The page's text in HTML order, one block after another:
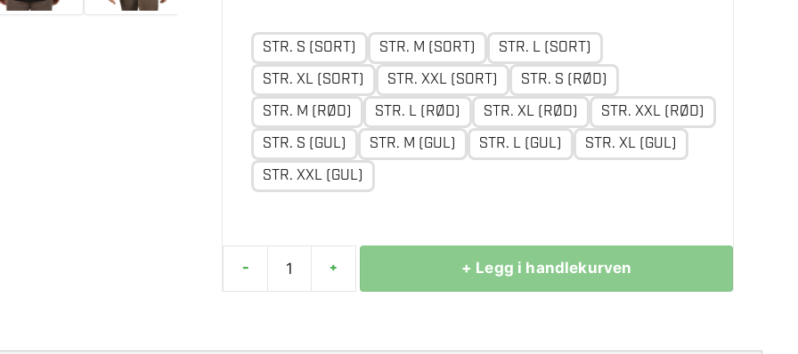
STR. S (SORT) STR. M (SORT)
STR. L (SORT)
STR. XL (SORT)
STR. XXL (SORT)
STR. S (RØD)
STR. M (RØD)
STR. L (RØD) STR. XL (RØD)
STR. XXL (RØD)
STR. S (GUL)
STR. M (GUL) STR. L (GUL)
STR. XL (GUL)
STR. XXL (GUL)
-
MILWAUKEE
+ + Legg i handlekurven